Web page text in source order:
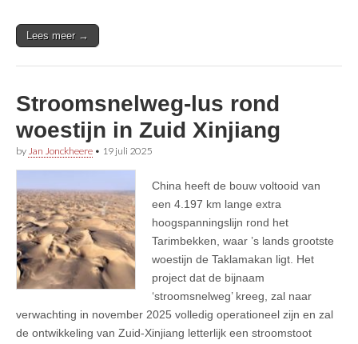
Lees meer →
Stroomsnelweg-lus rond
woestijn in Zuid Xinjiang
by Jan Jonckheere • 19 juli 2025
China heeft de bouw voltooid van
een 4.197 km lange extra
hoogspanningslijn rond het
Tarimbekken, waar ’s lands grootste
woestijn de Taklamakan ligt. Het
project dat de bijnaam
‘stroomsnelweg’ kreeg, zal naar
verwachting in november 2025 volledig operationeel zijn en zal
de ontwikkeling van Zuid-Xinjiang letterlijk een stroomstoot